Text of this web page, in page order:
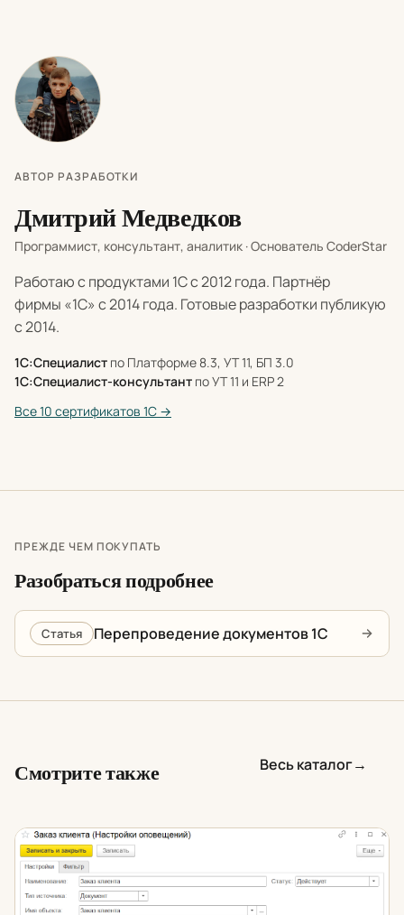
АВТОР РАЗРАБОТКИ
Дмитрий Медведков
Программист, консультант, аналитик · Основатель CoderStar
Работаю с продуктами 1С с 2012 года. Партнёр
фирмы «1С» с 2014 года. Готовые разработки публикую
с 2014.
1С:Специалист по Платформе 8.3, УТ 11, БП 3.0
1С:Специалист-консультант по УТ 11 и ERP 2
Все 10 сертификатов 1С →
ПРЕЖДЕ ЧЕМ ПОКУПАТЬ
Разобраться подробнее
Статья Перепроведение документов 1С
Смотрите также Весь каталог→
Уведомление о создании новых документов и